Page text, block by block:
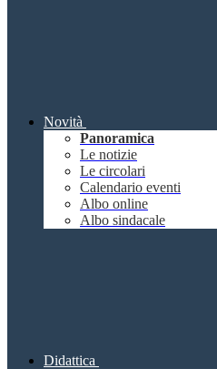
Novità
Panoramica
Le notizie
Le circolari
Calendario eventi
Albo online
Albo sindacale
Didattica